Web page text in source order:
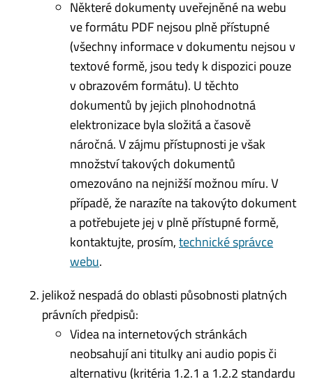
Některé dokumenty uveřejněné na webu
ve formátu PDF nejsou plně přístupné
(všechny informace v dokumentu nejsou v
textové formě, jsou tedy k dispozici pouze
v obrazovém formátu). U těchto
dokumentů by jejich plnohodnotná
elektronizace byla složitá a časově
náročná. V zájmu přístupnosti je však
množství takových dokumentů
omezováno na nejnižší možnou míru. V
případě, že narazíte na takovýto dokument
a potřebujete jej v plně přístupné formě,
kontaktujte, prosím,technické správce
webu.
jelikož nespadá do oblasti působnosti platných
právních předpisů:
Videa na internetových stránkách
neobsahují ani titulky ani audio popis či
alternativu (kritéria 1.2.1 a 1.2.2 standardu